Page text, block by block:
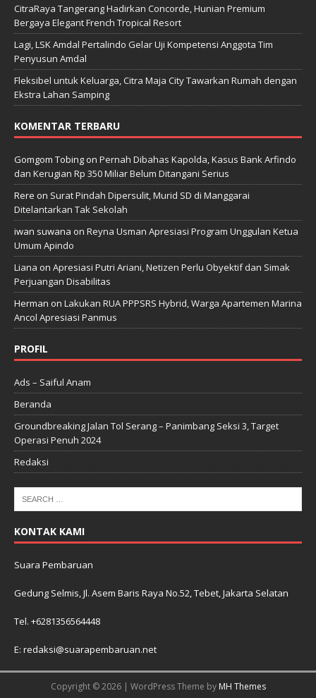
CitraRaya Tangerang Hadirkan Concorde, Hunian Premium
Bergaya Elegant French Tropical Resort
Lagi, LSK Amdal Pertalindo Gelar Uji Kompetensi Anggota Tim
Penyusun Amdal
Fleksibel untuk Keluarga, Citra Maja City Tawarkan Rumah dengan
Ekstra Lahan Samping
KOMENTAR TERBARU
Gomgom Tobing on Pernah Dibahas Kapolda, Kasus Bank Arfindo
dan Kerugian Rp 350 Miliar Belum Ditangani Serius
Rere on Surat Pindah Dipersulit, Murid SD di Manggarai
Ditelantarkan Tak Sekolah
iwan suwana on Reyna Usman Apresiasi Program Unggulan Ketua
Umum Apindo
Liana on Apresiasi Putri Ariani, Netizen Perlu Obyektif dan Simak
Perjuangan Disabilitas
Herman on Lakukan RUA PPPSRS Hybrid, Warga Apartemen Marina
Ancol Apresiasi Panmus
PROFIL
Ads – Saiful Anam
Beranda
Groundbreaking Jalan Tol Serang – Panimbang Seksi 3, Target
Operasi Penuh 2024
Redaksi
KONTAK KAMI
Suara Pembaruan
Gedung Selmis, Jl. Asem Baris Raya No.52, Tebet, Jakarta Selatan
Tel. +6281356564448
E: redaksi@suarapembaruan.net
Copyright © 2026 | WordPress Theme by MH Themes